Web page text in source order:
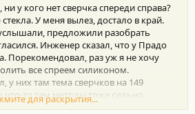
у кого нет сверчка спереди справа?
У меня вылез, достало в край.
предложили разобрать
Инженер сказал, что у Прадо
Порекомендовал, раз уж я не хочу
все спреем силиконом.
них там тема сверчков на 149
что-то там методы тоже сильно
меняют уголок пластиковый в
для раскрытия...